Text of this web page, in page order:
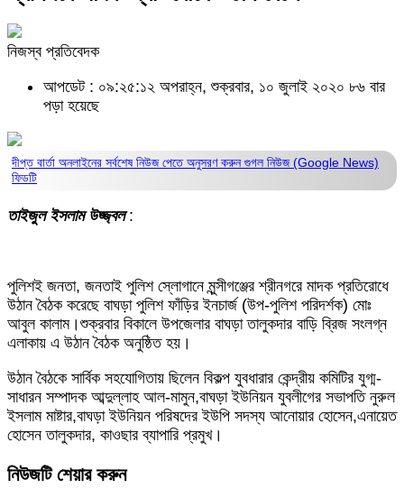
নিজস্ব প্রতিবেদক
আপডেট : ০৯:২৫:১২ অপরাহ্ন, শুক্রবার, ১০ জুলাই ২০২০ ৮৬ বার
পড়া হয়েছে
দীপ্ত বার্তা অনলাইনের সর্বশেষ নিউজ পেতে অনুসরণ করুনগুগল নিউজ (Google News)
ফিডটি
তাইজুল ইসলাম উজ্জ্বল:
পুলিশই জনতা, জনতাই পুলিশ স্লোগানে মুন্সীগঞ্জের শ্রীনগরে মাদক প্রতিরোধে
উঠান বৈঠক করেছে বাঘড়া পুলিশ ফাঁড়ির ইনচার্জ (উপ-পুলিশ পরিদর্শক) মোঃ
আবুল কালাম।শুক্রবার বিকালে উপজেলার বাঘড়া তালুকদার বাড়ি ব্রিজ সংলগ্ন
এলাকায় এ উঠান বৈঠক অনুষ্ঠিত হয়।
উঠান বৈঠকে সার্বিক সহযোগিতায় ছিলেন বিকল্প যুবধারার কেন্দ্রীয় কমিটির যুগ্ম-
সাধারন সম্পাদক আব্দুল্লাহ আল-মামুন,বাঘড়া ইউনিয়ন যুবলীগের সভাপতি নুরুল
ইসলাম মাষ্টার,বাঘড়া ইউনিয়ন পরিষদের ইউপি সদস্য আনোয়ার হোসেন,এনায়েত
হোসেন তালুকদার, কাওছার ব্যাপারি প্রমুখ।
নিউজটি শেয়ার করুন